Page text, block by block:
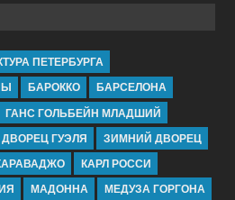
ПЕТЕРБУРГА
БАРОККО
БАРСЕЛОНА
ГАНС ГОЛЬБЕЙН МЛАДШИЙ
ДВОРЕЦ ГУЭЛЯ
ЗИМНИЙ ДВОРЕЦ
КАРЛ РОССИ
МАДОННА МЕДУЗА ГОРГОНА